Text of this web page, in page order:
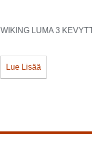
WIKING LUMA 3
Lue Lisää